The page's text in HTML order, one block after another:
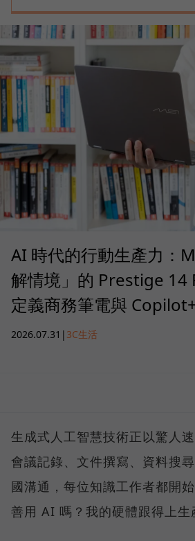
AI 時代的行動生產力：
解情境」的 Prestige 14
定義商務筆電與
2026.07.31 | 3C生活
生成式人工智慧技術正以驚人
會議記錄、文件撰寫、資料搜
國溝通，每位知識工作者都開
善用 AI 嗎？我的硬體跟得上生